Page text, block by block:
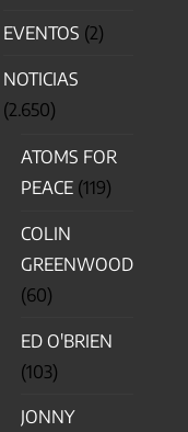
EVENTOS (2)
NOTICIAS
(2.650)
ATOMS FOR
PEACE (119)
COLIN
GREENWOOD
(60)
ED O'BRIEN
(103)
JONNY